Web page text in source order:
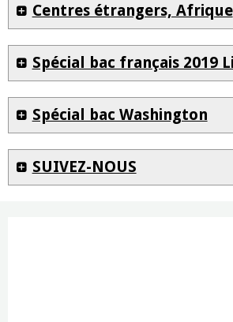
Centres étrangers, Afrique
Spécial bac français 2019
Spécial bac Washington
SUIVEZ-NOUS